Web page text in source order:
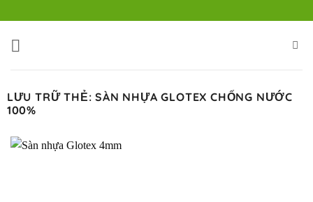
qua
nội
LƯU TRỮ THẺ:SÀN NHỰA GLOTEX CHỐNG NƯỚC
100%